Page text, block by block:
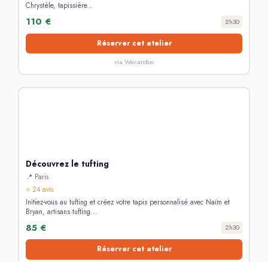
Chrystèle, tapissière...
110 € 2h30
Réserver cet atelier
via Wecandoo
Découvrez le tufting
📍 Paris
⭐ 24 avis
Initiez-vous au tufting et créez votre tapis personnalisé avec Naïm et
Bryan, artisans tufting...
85 € 2h30
Réserver cet atelier